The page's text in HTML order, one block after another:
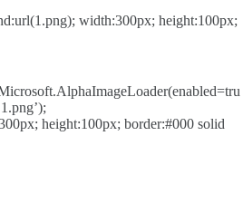
width:300px; height:100px;
height:100px; border:#000 solid